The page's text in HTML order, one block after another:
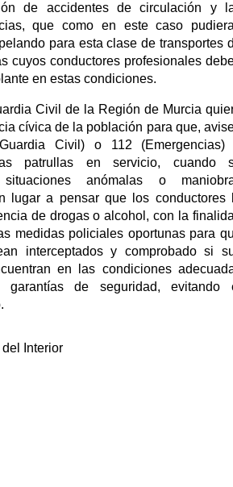
de accidentes de circulación y
que como en este caso
para esta clase de transportes
cuyos conductores profesionales
en estas condiciones.
Civil de la Región de Murcia
cívica de la población para que,
Civil) o 112 (Emergencias)
patrullas en servicio, cuando
anómalas o
lugar a pensar que los conductores
de drogas o alcohol, con la
medidas policiales oportunas para
interceptados y comprobado si
en las condiciones
garantías de seguridad, evitando
Interior